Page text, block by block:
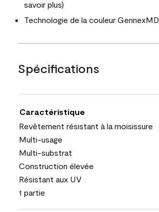
savoir plus)
Technologie de la couleur GennexMD
Spécifications
Caractéristique
Revêtement résistant à la moisissure
Multi-usage
Multi-substrat
Construction élevée
Résistant aux UV
1 partie